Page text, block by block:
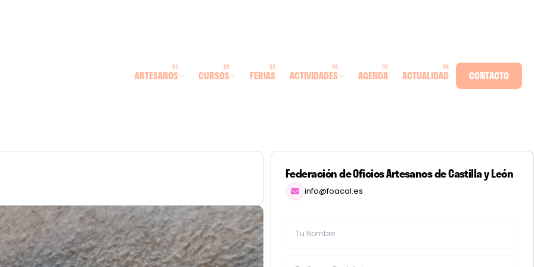
ARTESANOS CURSOS FERIAS ACTIVIDADES AGENDA ACTUALIDAD CONTACTO
Federación de Oficios Artesanos de Castilla y León
info@foacal.es